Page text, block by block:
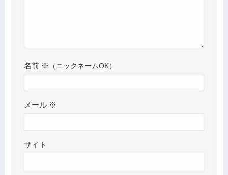
名前 ※
メール ※
サイト